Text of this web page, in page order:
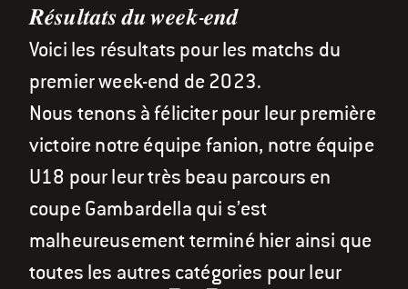
𝑹𝒆́𝒔𝒖𝒍𝒕𝒂𝒕𝒔 𝒅𝒖 𝒘𝒆𝒆𝒌-𝒆𝒏𝒅
Voici les résultats pour les matchs du
premier week-end de 2023.
Nous tenons à féliciter pour leur première
victoire notre équipe fanion, notre équipe
U18 pour leur très beau parcours en
coupe Gambardella qui s’est
malheureusement terminé hier ainsi que
toutes les autres catégories pour leur